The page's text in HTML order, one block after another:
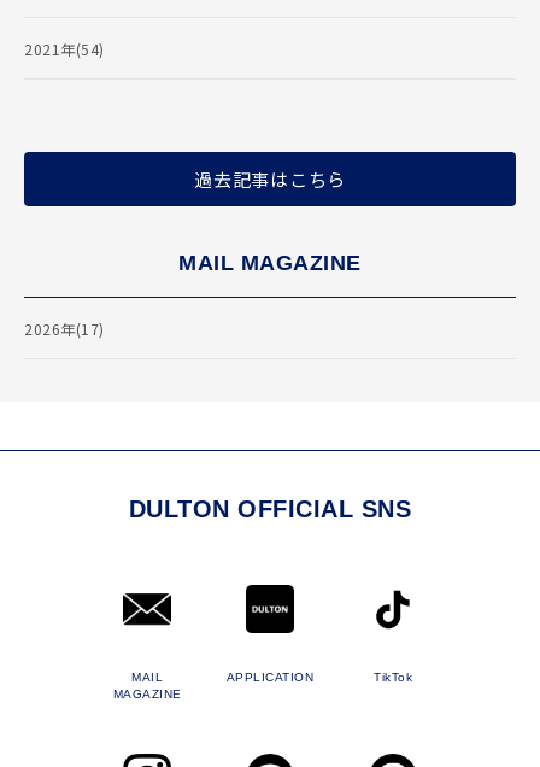
2021年(54)
過去記事はこちら
MAIL MAGAZINE
2026年(17)
DULTON OFFICIAL SNS
MAIL
MAGAZINE
APPLICATION TikTok